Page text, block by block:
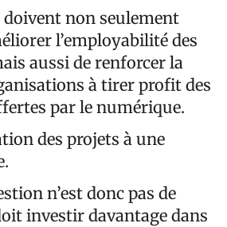
non seulement
l’employabilité des
aussi de renforcer la
à tirer profit des
par le numérique.
des projets à une
n’est donc pas de
investir davantage dans